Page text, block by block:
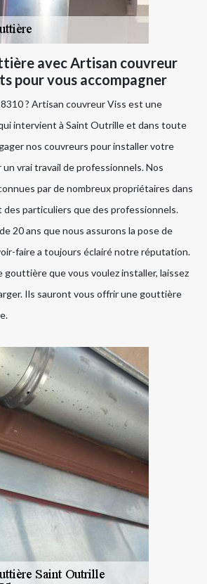
avec Artisan couvreur
pour vous accompagner
? Artisan couvreur Viss est une
intervient à Saint Outrille et dans toute
nos couvreurs pour installer votre
vrai travail de professionnels. Nos
par de nombreux propriétaires dans
particuliers que des professionnels.
20 ans que nous assurons la pose de
faire a toujours éclairé notre réputation.
gouttière que vous voulez installer, laissez
Ils sauront vous offrir une gouttière